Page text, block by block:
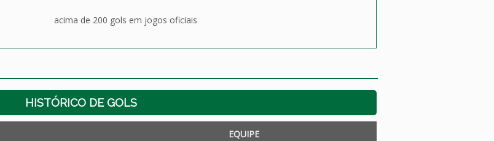
acima de 200 gols em jogos oficiais
HISTÓRICO DE GOLS
EQUIPE